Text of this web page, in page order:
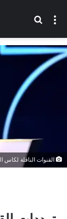
القائمة
القنوات الناقلة لكاس العالم